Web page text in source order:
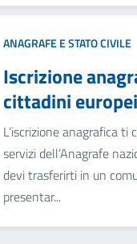
ANAGRAFE E STATO CIVILE
Iscrizione
cittadini europei
L’iscrizione anagrafica
servizi dell’Anagrafe
devi trasferirti in un
presentar...